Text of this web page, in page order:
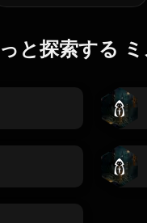
と探索する